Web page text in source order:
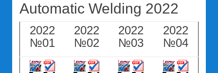
Automatic Welding 2022
2022
№01
2022
№02
2022
№03
2022
№04